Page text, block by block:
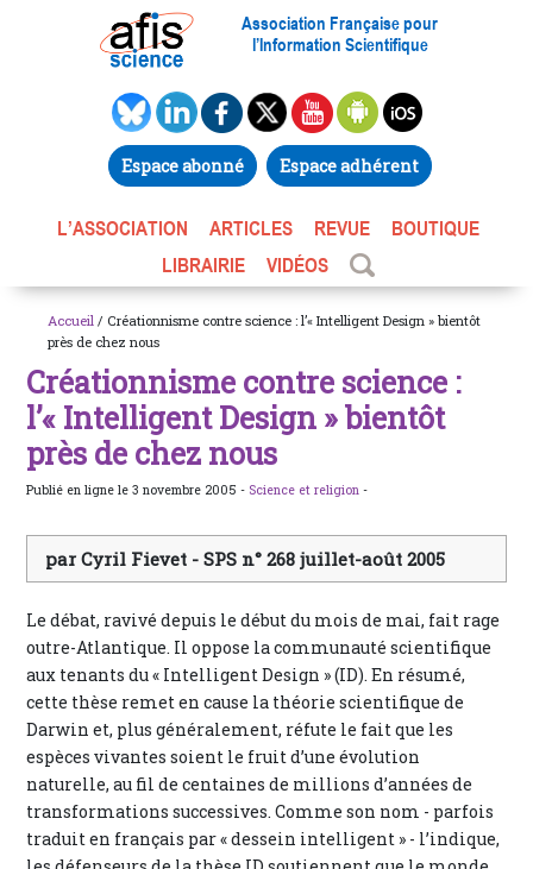
Association Française pour
l’Information Scientifique
Espace abonné Espace adhérent
L’ASSOCIATION ARTICLES REVUE
BOUTIQUE
LIBRAIRIE
VIDÉOS
Accueil / Créationnisme contre science : l’« Intelligent Design » bientôt
près de chez nous
Créationnisme contre science :
l’« Intelligent Design » bientôt
près de chez nous
Publié en ligne le 3 novembre 2005 - Science et religion -
par Cyril Fievet - SPS n° 268 juillet-août 2005
Le débat, ravivé depuis le début du mois de mai, fait rage
outre-Atlantique. Il oppose la communauté scientifique
aux tenants du « Intelligent Design » (ID). En résumé,
cette thèse remet en cause la théorie scientifique de
Darwin et, plus généralement, réfute le fait que les
espèces vivantes soient le fruit d’une évolution
naturelle, au fil de centaines de millions d’années de
transformations successives. Comme son nom - parfois
traduit en français par « dessein intelligent » - l’indique,